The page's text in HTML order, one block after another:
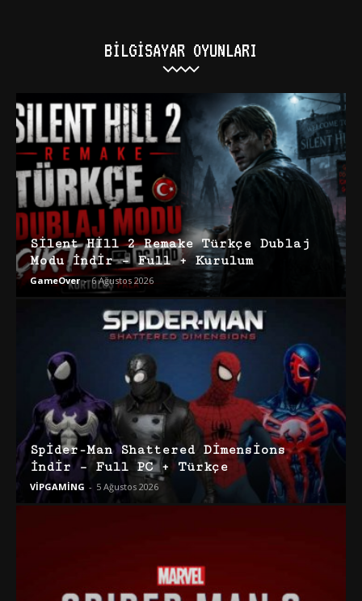
BILGISAYAR OYUNLARI
Silent Hill 2 Remake Türkçe Dublaj
Modu İndir – Full + Kurulum
GameOver - 6 Ağustos 2026
Spider-Man Shattered Dimensions
İndir – Full PC + Türkçe
VİPGAMİNG - 5 Ağustos 2026